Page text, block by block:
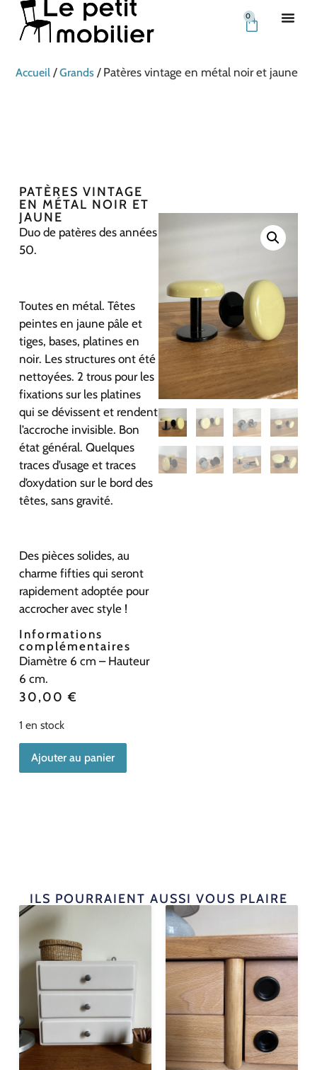
0
Accueil /Grands / Patères vintage en métal noir et jaune
PATÈRES VINTAGE
EN MÉTAL NOIR ET
JAUNE
Duo de patères des années
50.
Toutes en métal. Têtes
peintes en jaune pâle et
tiges, bases, platines en
noir. Les structures ont été
nettoyées. 2 trous pour les
fixations sur les platines
qui se dévissent et rendent
l’accroche invisible. Bon
état général. Quelques
traces d’usage et traces
d’oxydation sur le bord des
têtes, sans gravité.
Des pièces solides, au
charme fifties qui seront
rapidement adoptée pour
accrocher avec style !
Informations
complémentaires
Diamètre 6 cm – Hauteur
6 cm.
30,00€
1 en stock
Ajouter au panier
ILS POURRAIENT AUSSI VOUS PLAIRE